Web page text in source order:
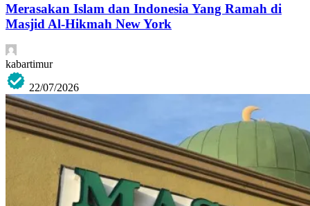
Merasakan Islam dan Indonesia Yang Ramah di
Masjid Al-Hikmah New York
kabartimur
22/07/2026